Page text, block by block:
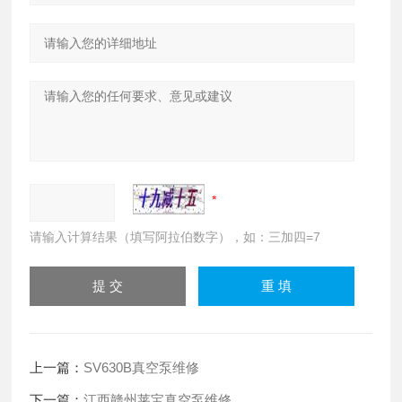
请输入计算结果（填写阿拉伯数字），如：三加四=7
上一篇： SV630B真空泵维修